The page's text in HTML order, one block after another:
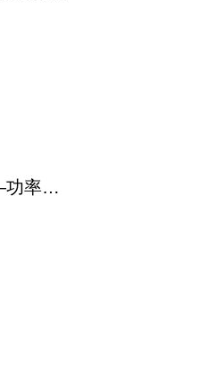
AI服务器电源的“心脏”——功率电感